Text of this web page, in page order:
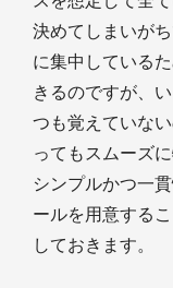
決めてしまいが
に集中している
きるのですが、
つも覚えていな
ってもスムーズ
シンプルかつ一
ールを用意する
しておきます。